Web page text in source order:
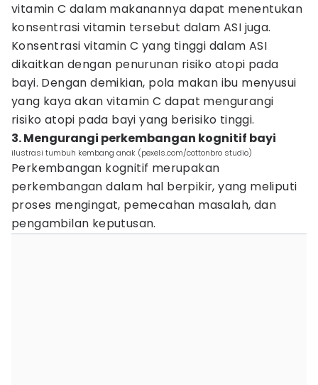
vitamin C dalam makanannya dapat menentukan
konsentrasi vitamin tersebut dalam ASI juga.
Konsentrasi vitamin C yang tinggi dalam ASI
dikaitkan dengan penurunan risiko atopi pada
bayi. Dengan demikian, pola makan ibu menyusui
yang kaya akan vitamin C dapat mengurangi
risiko atopi pada bayi yang berisiko tinggi.
3. Mengurangi perkembangan kognitif bayi
ilustrasi tumbuh kembang anak (pexels.com/cottonbro studio)
Perkembangan kognitif merupakan
perkembangan dalam hal berpikir, yang meliputi
proses mengingat, pemecahan masalah, dan
pengambilan keputusan.